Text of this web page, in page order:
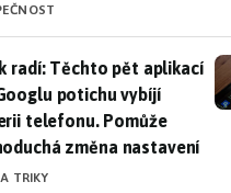
radí: Těchto pět aplikací
radí: Těchto pět aplikací
potichu vybíjí
telefonu. Pomůže
změna nastavení
TRIKY